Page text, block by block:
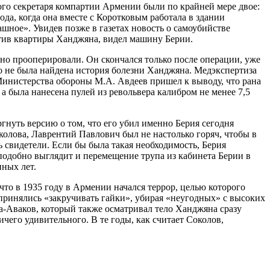
секретаря компартии Армении были по крайней мере двое:
когда она вместе с Коротковым работала в здании
Увидев позже в газетах новость о самоубийстве
квартиры Ханджяна, видел машину Берии.
прооперировали. Он скончался только после операции, уже
была найдена история болезни Ханджяна. Медэкспертиза
обороны М.А. Авдеев пришел к выводу, что рана
нанесена пулей из револьвера калибром не менее 7,5
версию о том, что его убил именно Берия сегодня
Лаврентий Павлович был не настолько горяч, чтобы в
Если бы была такая необходимость, Берия
выглядит и перемещение трупа из кабинета Берии в
лет.
в 1935 году в Армении начался террор, целью которого
«закручивать гайки», убирая «неугодных» с высоких
который также осматривал тело Ханджяна сразу
удивительного. В те годы, как считает Соколов,